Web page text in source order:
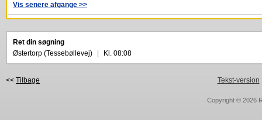
Vis senere afgange >>
Ret din søgning
Østertorp (Tessebøllevej)
Kl. 08:08
<< Tilbage Tekst-version
Copyright © 2026